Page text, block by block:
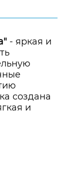
- яркая и
создана
и